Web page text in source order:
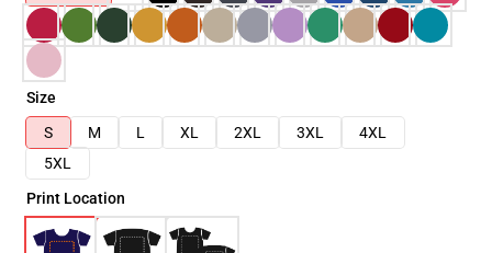
Size
S
M L XL 2XL 3XL
4XL
5XL
Print Location